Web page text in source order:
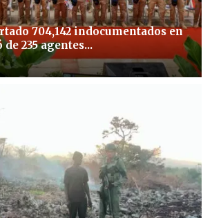
704,142 indocumentados en
de 235 agentes...